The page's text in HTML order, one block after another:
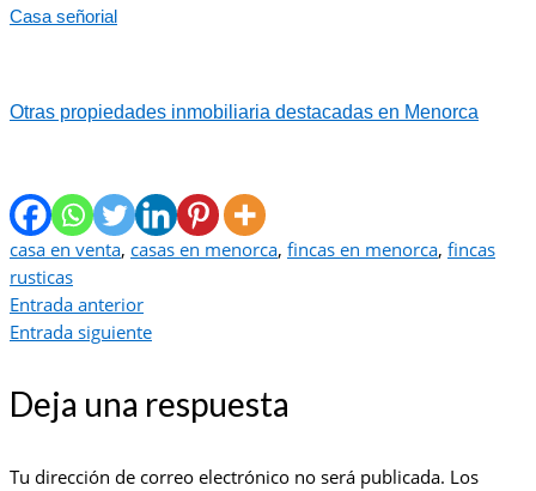
Casa señorial
Otras propiedades inmobiliaria destacadas en Menorca
casa en venta, casas en menorca, fincas en menorca, fincas
rusticas
Entrada anterior
Entrada siguiente
Deja una respuesta
Tu dirección de correo electrónico no será publicada. Los